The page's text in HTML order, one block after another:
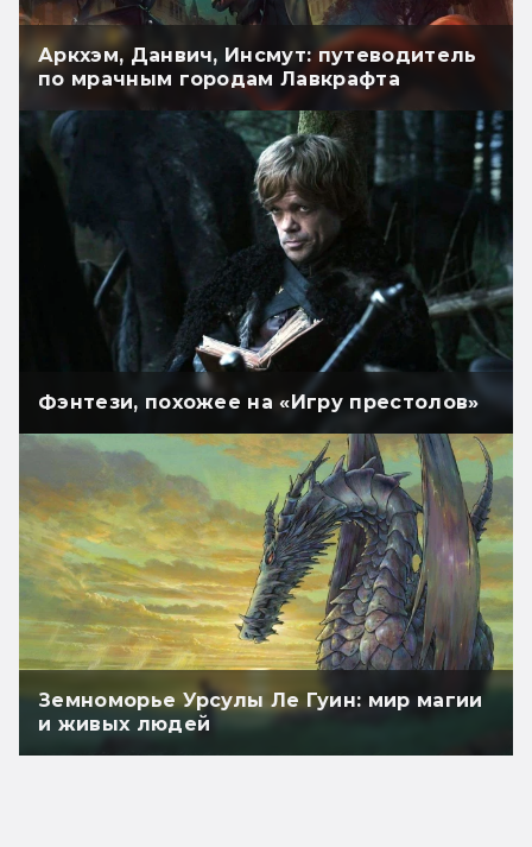
Аркхэм, Данвич, Инсмут: путеводитель
по мрачным городам Лавкрафта
Фэнтези, похожее на «Игру престолов»
Земноморье Урсулы Ле Гуин: мир магии
и живых людей